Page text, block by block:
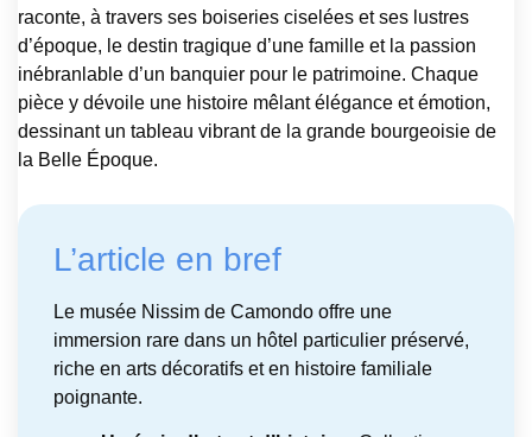
raconte, à travers ses boiseries ciselées et ses lustres
d’époque, le destin tragique d’une famille et la passion
inébranlable d’un banquier pour le patrimoine. Chaque
pièce y dévoile une histoire mêlant élégance et émotion,
dessinant un tableau vibrant de la grande bourgeoisie de
la Belle Époque.
L’article en bref
Le musée Nissim de Camondo offre une
immersion rare dans un hôtel particulier préservé,
riche en arts décoratifs et en histoire familiale
poignante.